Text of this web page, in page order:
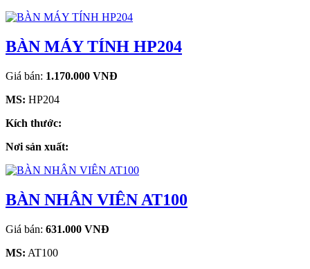
BÀN MÁY TÍNH HP204
Giá bán: 1.170.000 VNĐ
MS: HP204
Kích thước:
Nơi sản xuất:
BÀN NHÂN VIÊN AT100
Giá bán: 631.000 VNĐ
MS: AT100